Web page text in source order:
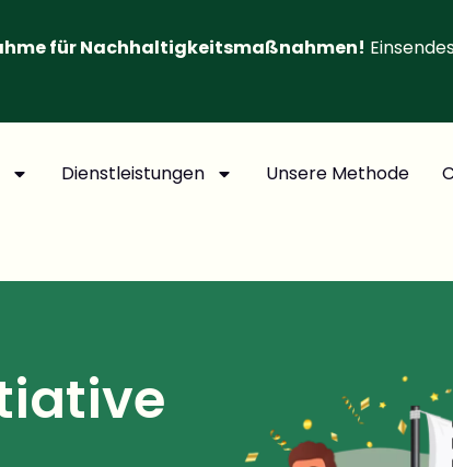
für Nachhaltigkeitsmaßnahmen!
Dienstleistungen Unsere Methode